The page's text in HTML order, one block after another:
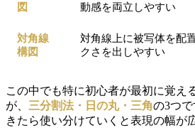
図
動感を両立しやすい
対角線
構図
対角線上に被写体を配
クさを出しやすい
この中でも特に初心者が最初に覚え
が、 三分割法・日の丸・三角の3つ
きたら使い分けていくと表現の幅が